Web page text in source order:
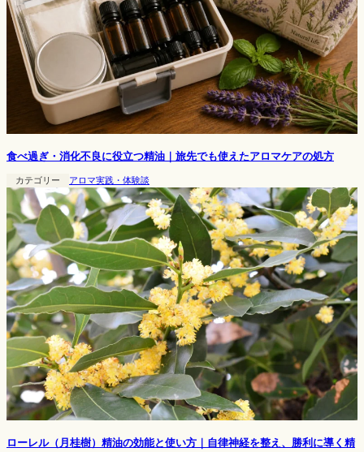
食べ過ぎ・消化不良に役立つ精油｜旅先でも使えたアロマケアの処方
カテゴリー アロマ実践・体験談
ローレル（月桂樹）精油の効能と使い方｜自律神経を整え、勝利に導く精